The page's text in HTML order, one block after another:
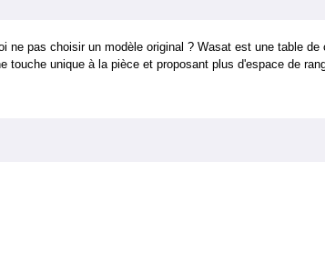
ne pas choisir un modèle original ? Wasat est une table
unique à la pièce et proposant plus d'espace de